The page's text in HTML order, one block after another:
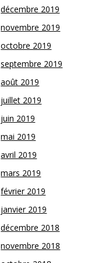
décembre 2019
novembre 2019
octobre 2019
septembre 2019
août 2019
juillet 2019
juin 2019
mai 2019
avril 2019
mars 2019
février 2019
janvier 2019
décembre 2018
novembre 2018